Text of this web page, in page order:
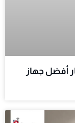
أفضل جهاز